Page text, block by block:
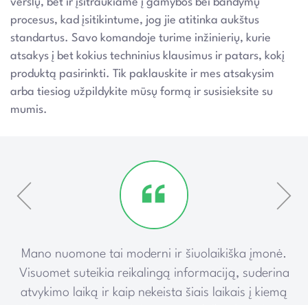
verslų, bet ir įsitraukiame į gamybos bei bandymų
procesus, kad įsitikintume, jog jie atitinka aukštus
standartus. Savo komandoje turime inžinierių, kurie
atsakys į bet kokius techninius klausimus ir patars, kokį
produktą pasirinkti. Tik paklauskite ir mes atsakysim
arba tiesiog užpildykite mūsų formą ir susisieksite su
mumis.
Mano nuomone tai moderni ir šiuolaikiška įmonė.
Visuomet suteikia reikalingą informaciją, suderina
atvykimo laiką ir kaip nekeista šiais laikais į kiemą